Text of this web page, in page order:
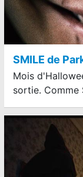
SMILE de
Mois
sortie. Comme